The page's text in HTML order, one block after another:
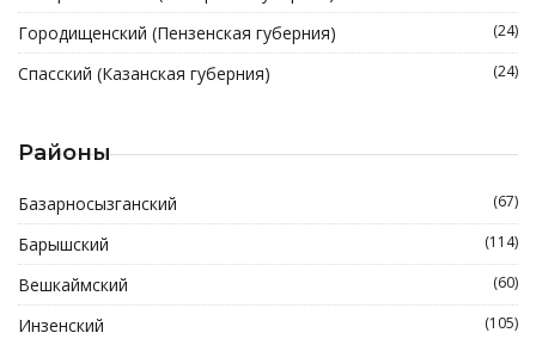
Городищенский (Пензенская губерния) (24)
Спасский (Казанская губерния) (24)
Районы
Базарносызганский (67)
Барышский (114)
Вешкаймский (60)
Инзенский (105)